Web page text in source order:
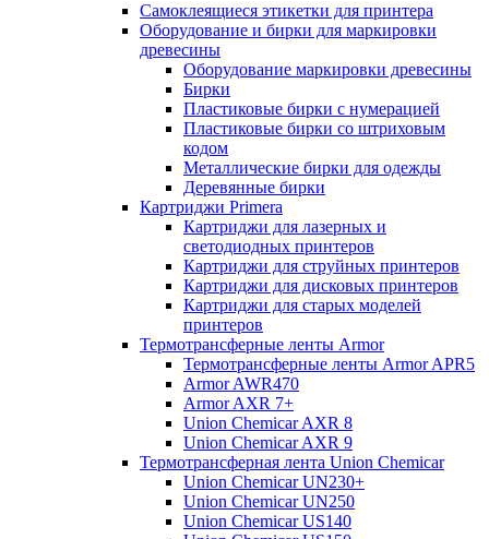
Самоклеящиеся этикетки для принтера
Оборудование и бирки для маркировки
древесины
Оборудование маркировки древесины
Бирки
Пластиковые бирки с нумерацией
Пластиковые бирки со штриховым
кодом
Металлические бирки для одежды
Деревянные бирки
Картриджи Primera
Картриджи для лазерных и
светодиодных принтеров
Картриджи для струйных принтеров
Картриджи для дисковых принтеров
Картриджи для старых моделей
принтеров
Термотрансферные ленты Armor
Термотрансферные ленты Armor APR5
Armor AWR470
Armor AXR 7+
Union Chemicar AXR 8
Union Chemicar AXR 9
Термотрансферная лента Union Chemicar
Union Chemicar UN230+
Union Chemicar UN250
Union Chemicar US140